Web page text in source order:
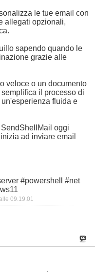
le tue email con
allegati opzionali,
sapendo quando le
grazie alle
veloce o un documento
il processo di
fluida e
oggi
ad inviare email
#powershell #net
09.19.01